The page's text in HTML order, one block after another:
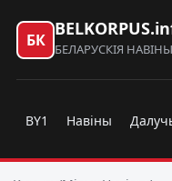
БК БЕЛАРУСКІЯ НАВІНЫ
BY1 Навіны